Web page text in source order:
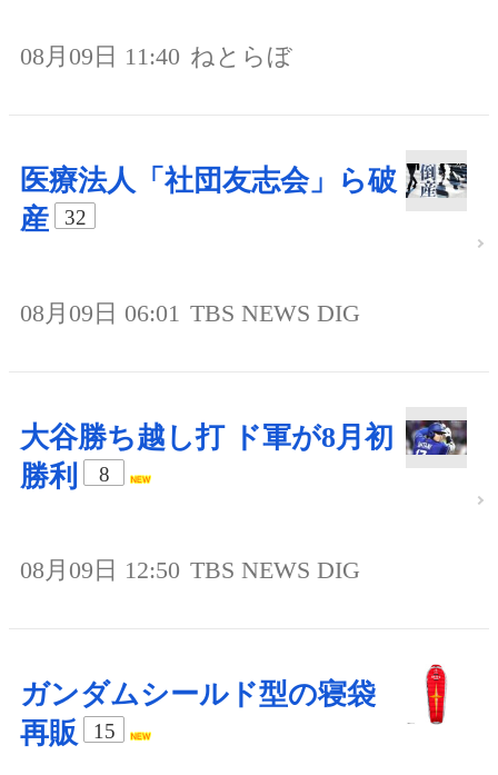
08月09日 11:40 ねとらぼ
医療法人「社団友志会」ら破
産
32
08月09日 06:01 TBS NEWS DIG
大谷勝ち越し打 ド軍が8月初
勝利
8
08月09日 12:50 TBS NEWS DIG
ガンダムシールド型の寝袋
再販
15